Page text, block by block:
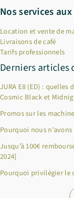
Nos services
Location et vente de
Livraisons de café
Tarifs professionnels
Derniers articles
JURA E8 (ED) :
Cosmic Black et
Promos sur les
Pourquoi nous
Jusqu’à 100€
2024]
Pourquoi privilégier le
Bienvenue
Profitez de -10% sur
abonnements,
code ci-dessous,